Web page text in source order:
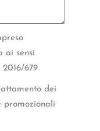
ai sensi
679
dei
promozionali